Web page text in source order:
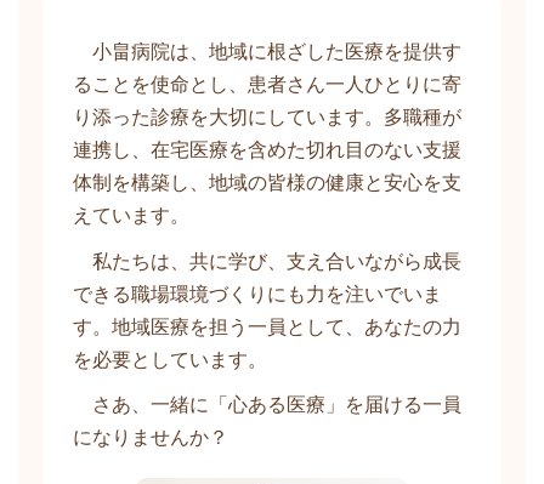
小畠病院は、地域に根ざした医療を提供す
ることを使命とし、患者さん一人ひとりに寄
り添った診療を大切にしています。多職種が
連携し、在宅医療を含めた切れ目のない支援
体制を構築し、地域の皆様の健康と安心を支
えています。
私たちは、共に学び、支え合いながら成長
できる職場環境づくりにも力を注いでいま
す。地域医療を担う一員として、あなたの力
を必要としています。
さあ、一緒に「心ある医療」を届ける一員
になりませんか？